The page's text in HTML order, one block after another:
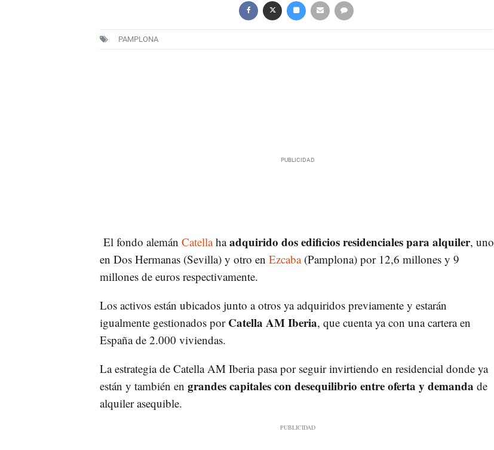
PAMPLONA
El fondo alemán Catellahaadquirido dos edificios residenciales para alquiler, uno
en Dos Hermanas (Sevilla) y otro en Ezcaba(Pamplona) por 12,6 millones y 9
millones de euros respectivamente.
Los activos están ubicados junto a otros ya adquiridos previamente y estarán
igualmente gestionados por Catella AM Iberia, que cuenta ya con una cartera en
España de 2.000 viviendas.
La estrategia de Catella AM Iberia pasa por seguir invirtiendo en residencial donde ya
están y también en grandes capitales con desequilibrio entre oferta y demanda de
alquiler asequible.